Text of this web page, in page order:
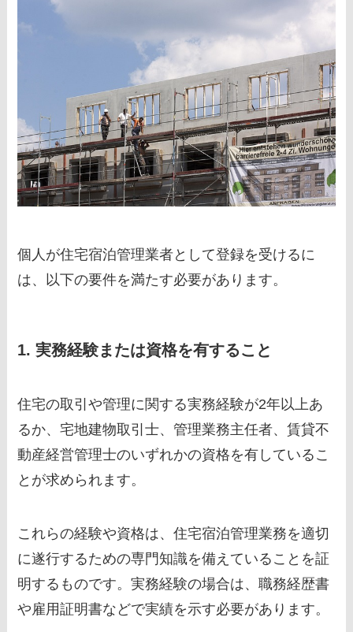
個人が住宅宿泊管理業者として登録を受けるに
は、以下の要件を満たす必要があります。
1. 実務経験または資格を有すること
住宅の取引や管理に関する実務経験が2年以上あ
るか、宅地建物取引士、管理業務主任者、賃貸不
動産経営管理士のいずれかの資格を有しているこ
とが求められます。
これらの経験や資格は、住宅宿泊管理業務を適切
に遂行するための専門知識を備えていることを証
明するものです。実務経験の場合は、職務経歴書
や雇用証明書などで実績を示す必要があります。